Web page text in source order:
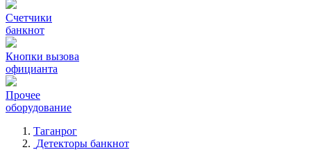
Счетчики
банкнот
Кнопки вызова
официанта
Прочее
оборудование
Таганрог
Детекторы банкнот